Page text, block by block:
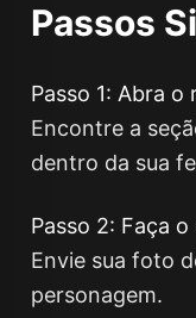
Passos
Passo 1: Abra o
Encontre a
dentro da sua
Passo 2: Faça
Envie sua foto
personagem.